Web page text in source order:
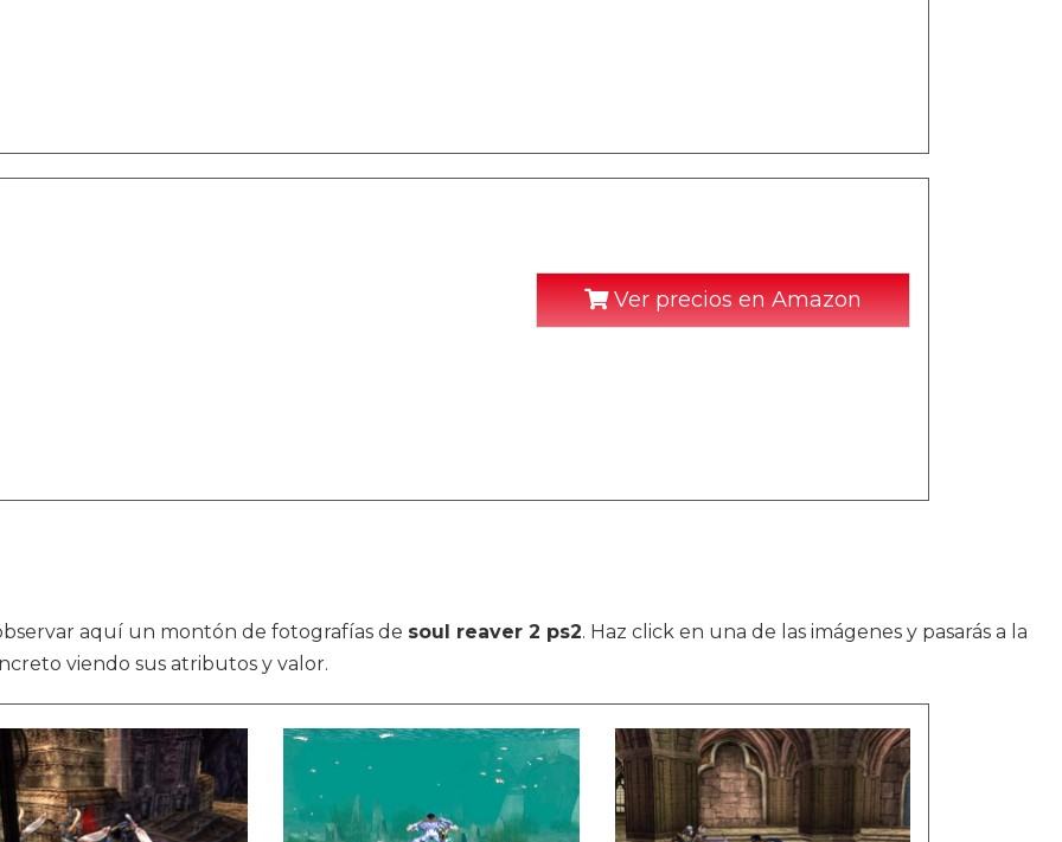
Ver precios en Amazon
aquí un montón de fotografías de soul reaver 2 ps2. Haz click en una de las imágenes y pasarás a la
viendo sus atributos y valor.